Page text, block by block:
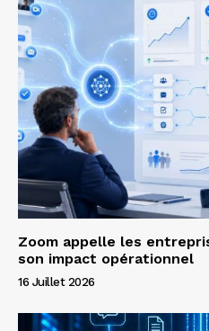
Zoom appelle les
son impact opérationnel
16 Juillet 2026